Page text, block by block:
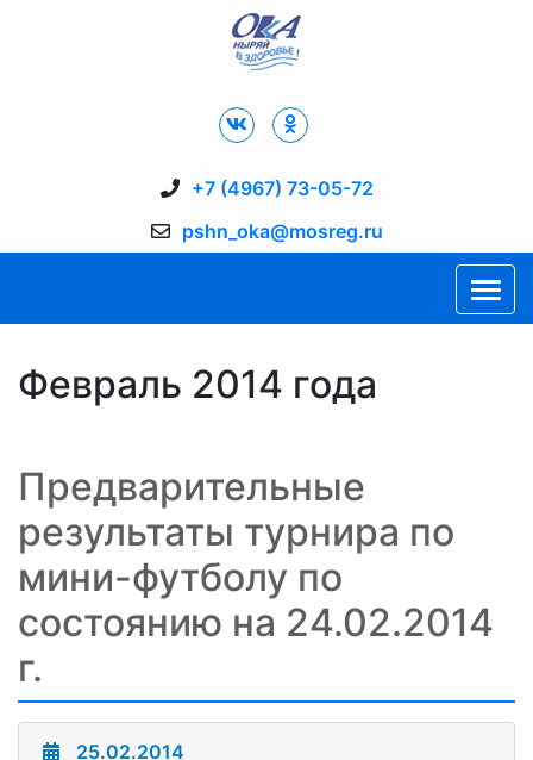
+7 (4967) 73-05-72
pshn_oka@mosreg.ru
Февраль 2014 года
Предварительные
результаты турнира по
мини-футболу по
состоянию на 24.02.2014
г.
25.02.2014